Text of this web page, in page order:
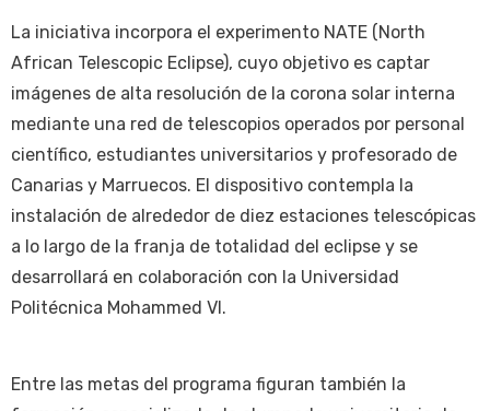
La iniciativa incorpora el experimento NATE (North
African Telescopic Eclipse), cuyo objetivo es captar
imágenes de alta resolución de la corona solar interna
mediante una red de telescopios operados por personal
científico, estudiantes universitarios y profesorado de
Canarias y Marruecos. El dispositivo contempla la
instalación de alrededor de diez estaciones telescópicas
a lo largo de la franja de totalidad del eclipse y se
desarrollará en colaboración con la Universidad
Politécnica Mohammed VI.
Entre las metas del programa figuran también la